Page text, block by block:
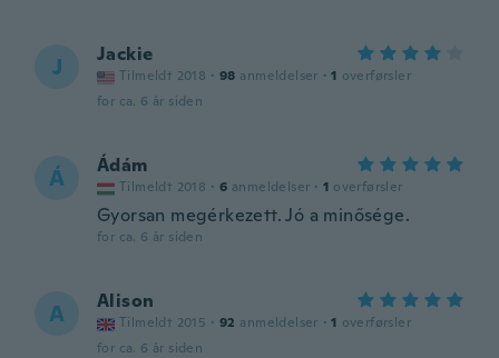
J Jackie
Tilmeldt 2018 · 98 anmeldelser · 1 overførsler
for ca. 6 år siden
Á Ádám
Tilmeldt 2018 · 6 anmeldelser · 1 overførsler
Gyorsan megérkezett. Jó a minősége.
for ca. 6 år siden
A Alison
Tilmeldt 2015 · 92 anmeldelser · 1 overførsler
for ca. 6 år siden